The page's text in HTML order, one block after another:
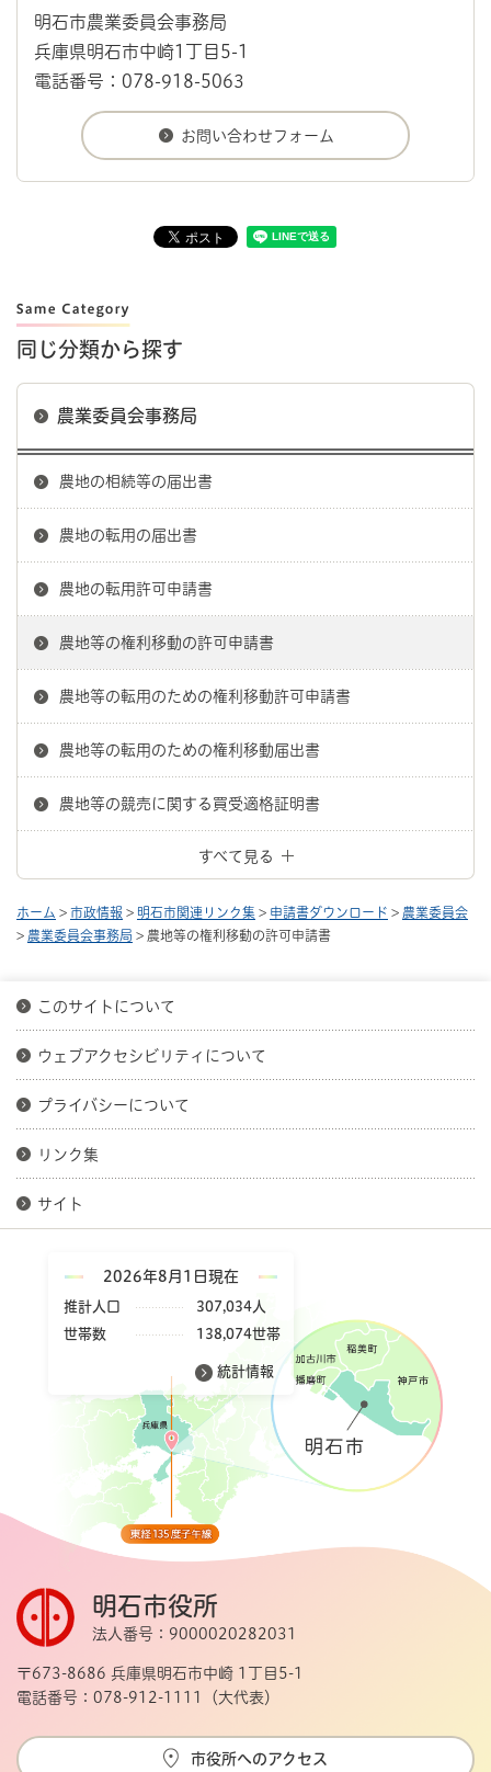
明石市農業委員会事務局
兵庫県明石市中崎1丁目5-1
電話番号：078-918-5063
同じ分類から探す
農業委員会事務局
農地の相続等の届出書
農地の転用の届出書
農地の転用許可申請書
農地等の権利移動の許可申請書
農地等の転用のための権利移動許可申請書
農地等の転用のための権利移動届出書
農地等の競売に関する買受適格証明書
すべて見る
ホーム > 市政情報 > 明石市関連リンク集 > 申請書ダウンロード > 農業委員会
> 農業委員会事務局 > 農地等の権利移動の許可申請書
このサイトについて
ウェブアクセシビリティについて
プライバシーについて
リンク集
サイト
2026年8月1日現在
推計人口
307,034人
世帯数
138,074世帯
統計情報
明石市役所
法人番号：9000020282031
〒673-8686 兵庫県明石市中崎 1丁目5-1
電話番号：078-912-1111（大代表）
市役所へのアクセス